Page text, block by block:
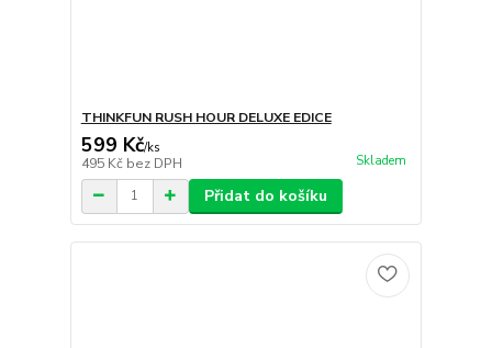
THINKFUN RUSH HOUR DELUXE EDICE
599 Kč/ks
495 Kč bez DPH Skladem
Přidat do košíku